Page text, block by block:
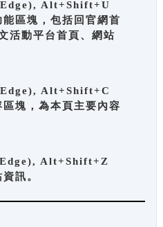
Alt+Shift+U
區塊，包括回官網首
活動平台首頁、網站
Alt+Shift+C
塊，為本頁主要內容
Alt+Shift+Z
訊。